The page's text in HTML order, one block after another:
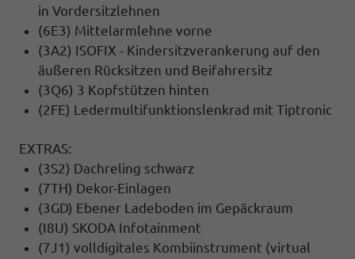
in Vordersitzlehnen
(6E3) Mittelarmlehne vorne
(3A2) ISOFIX - Kindersitzverankerung auf den
äußeren Rücksitzen und Beifahrersitz
(3Q6) 3 Kopfstützen hinten
(2FE) Ledermultifunktionslenkrad mit Tiptronic
EXTRAS:
(3S2) Dachreling schwarz
(7TH) Dekor-Einlagen
(3GD) Ebener Ladeboden im Gepäckraum
(I8U) SKODA Infotainment
(7J1) volldigitales Kombiinstrument (virtual